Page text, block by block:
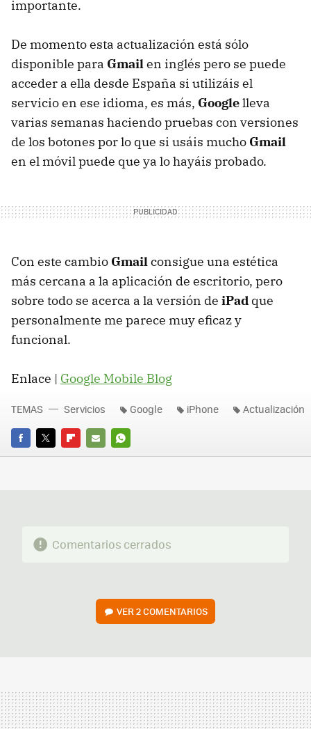
importante.
De momento esta actualización está sólo
disponible para Gmailen inglés pero se puede
acceder a ella desde España si utilizáis el
servicio en ese idioma, es más, Googlelleva
varias semanas haciendo pruebas con versiones
de los botones por lo que si usáis mucho Gmail
en el móvil puede que ya lo hayáis probado.
Con este cambio Gmailconsigue una estética
más cercana a la aplicación de escritorio, pero
sobre todo se acerca a la versión de iPad que
personalmente me parece muy eficaz y
funcional.
Enlace | Google Mobile Blog
FACEBOOK
TWITTERFLIPBOARD
E-
WHATSAPP
TEMAS Servicios Google iPhone Actualización
Comentarios cerrados
VER2 COMENTARIOS